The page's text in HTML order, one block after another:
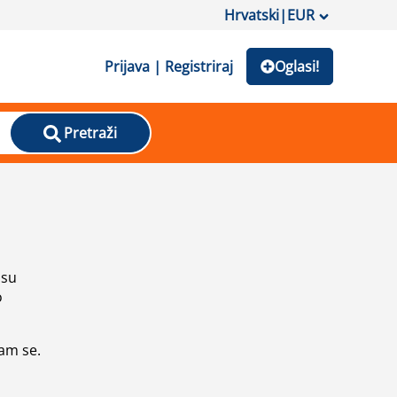
Hrvatski|EUR
Prijava | Registriraj Oglasi!
Pretraži
se.